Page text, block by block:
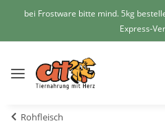
bei Frostware bitte mind. 5kg
Express-
Rohfleisch